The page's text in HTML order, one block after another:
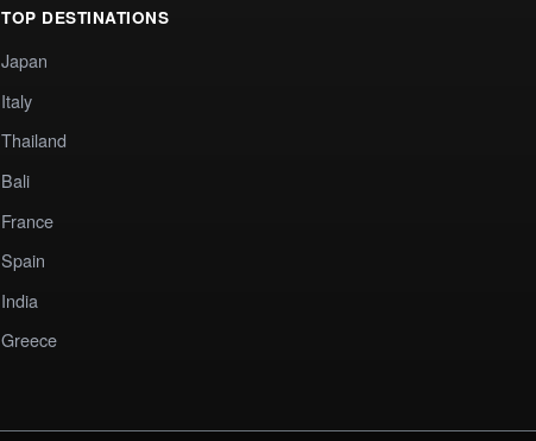
TOP DESTINATIONS
Japan
Italy
Thailand
Bali
France
Spain
India
Greece